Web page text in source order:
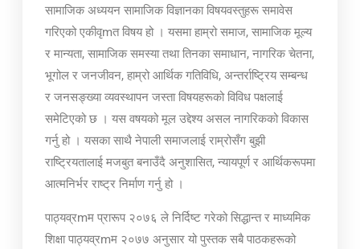
सामाजिक अध्ययन सामाजिक विज्ञानका विषयवस्तुहरू समावेस
गरिएको एकीवृmत विषय हो । यसमा हाम्रो समाज, सामाजिक मूल्य
र मान्यता, सामाजिक समस्या तथा तिनका समाधान, नागरिक चेतना,
भूगोल र जनजीवन, हाम्रो आर्थिक गतिविधि, अन्तर्राष्ट्रिय सम्बन्ध
र जनसङ्ख्या व्यवस्थापन जस्ता विषयहरूको विविध पक्षलाई
समेटिएको छ । यस वषयको मूल उद्देश्य असल नागरिकको विकास
गर्नु हो । यसका साथै नेपाली समाजलाई राम्रोसँग बुझी
राष्ट्रियतालाई मजबुत बनाउँदै अनुशासित, न्यायपूर्ण र आर्थिकरूपमा
आत्मनिर्भर राष्ट्र निर्माण गर्नु हो ।
पाठ्यव्रmम प्रारूप २०७६ ले निर्दिष्ट गरेको सिद्धान्त र माध्यमिक
शिक्षा पाठ्यव्रmम २०७७ अनुसार यो पुस्तक सबै पाठकहरूको